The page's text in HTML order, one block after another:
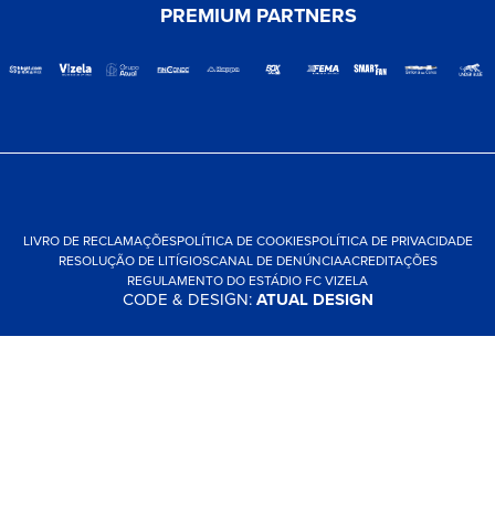
PREMIUM PARTNERS
LIVRO DE RECLAMAÇÕESPOLÍTICA DE COOKIESPOLÍTICA DE PRIVACIDADE
RESOLUÇÃO DE LITÍGIOSCANAL DE DENÚNCIAACREDITAÇÕES
REGULAMENTO DO ESTÁDIO FC VIZELA
CODE & DESIGN:ATUAL DESIGN